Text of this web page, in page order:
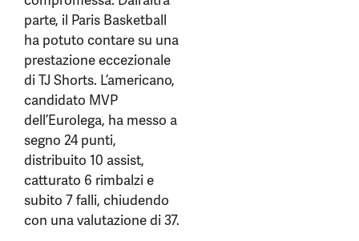
parte, il Paris Basketball
ha potuto contare su una
prestazione eccezionale
di TJ Shorts. L’americano,
candidato MVP
dell’Eurolega, ha messo a
segno 24 punti,
distribuito 10 assist,
catturato 6 rimbalzi e
subito 7 falli, chiudendo
con una valutazione di 37.